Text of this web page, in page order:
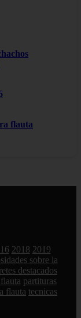
flauta
2018 2019
sobre la
destacados
partituras
flauta tecnicas